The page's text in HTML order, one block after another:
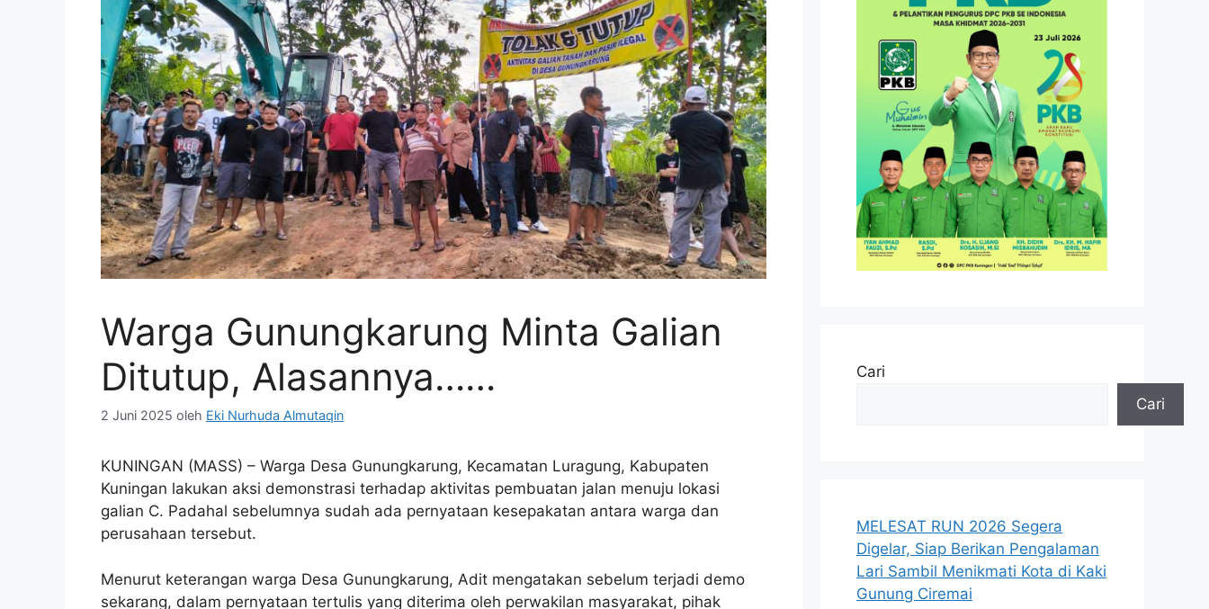
Warga Gunungkarung Minta Galian
Ditutup, Alasannya……
2 Juni 2025 oleh Eki Nurhuda Almutaqin
KUNINGAN (MASS) – Warga Desa Gunungkarung, Kecamatan Luragung, Kabupaten
Kuningan lakukan aksi demonstrasi terhadap aktivitas pembuatan jalan menuju lokasi
galian C. Padahal sebelumnya sudah ada pernyataan kesepakatan antara warga dan
perusahaan tersebut.
Menurut keterangan warga Desa Gunungkarung, Adit mengatakan sebelum terjadi demo
sekarang, dalam pernyataan tertulis yang diterima oleh perwakilan masyarakat, pihak
Cari
Cari
MELESAT RUN 2026 Segera
Digelar, Siap Berikan Pengalaman
Lari Sambil Menikmati Kota di Kaki
Gunung Ciremai